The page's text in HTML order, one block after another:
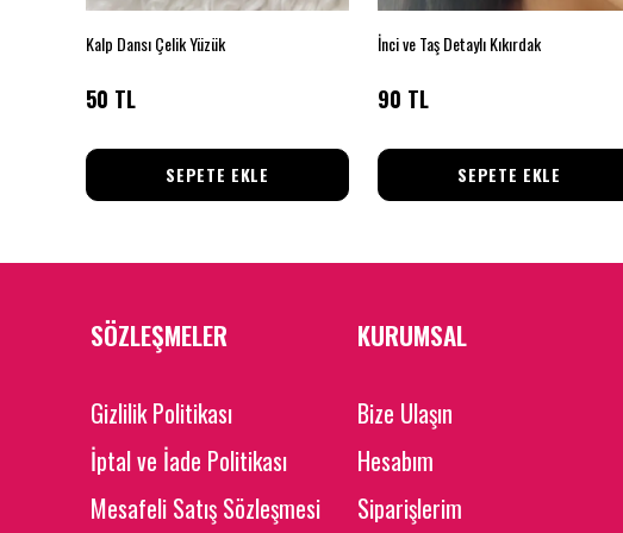
Kalp Dansı Çelik Yüzük
50 TL
SEPETE EKLE
İnci ve Taş Detaylı Kıkırdak
90 TL
SEPETE EKLE
SÖZLEŞMELER
Gizlilik Politikası
İptal ve İade Politikası
Mesafeli Satış Sözleşmesi
KURUMSAL
Bize Ulaşın
Hesabım
Siparişlerim